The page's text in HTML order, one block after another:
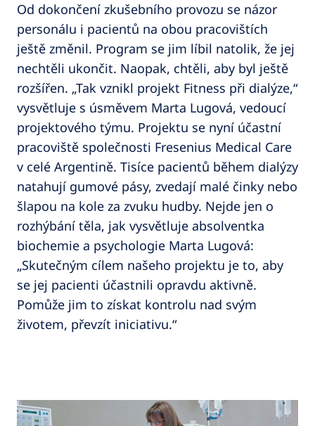
Od dokončení zkušebního provozu se názor
personálu i pacientů na obou pracovištích
ještě změnil. Program se jim líbil natolik, že jej
nechtěli ukončit. Naopak, chtěli, aby byl ještě
rozšířen. „Tak vznikl projekt Fitness při dialýze,“
vysvětluje s úsměvem Marta Lugová, vedoucí
projektového týmu. Projektu se nyní účastní
pracoviště společnosti Fresenius Medical Care
v celé Argentině. Tisíce pacientů během dialýzy
natahují gumové pásy, zvedají malé činky nebo
šlapou na kole za zvuku hudby. Nejde jen o
rozhýbání těla, jak vysvětluje absolventka
biochemie a psychologie Marta Lugová:
„Skutečným cílem našeho projektu je to, aby
se jej pacienti účastnili opravdu aktivně.
Pomůže jim to získat kontrolu nad svým
životem, převzít iniciativu.“